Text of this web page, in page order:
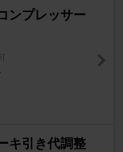
ンプレッサー
キ引き代調整